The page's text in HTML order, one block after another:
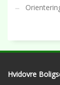
Hvidovre